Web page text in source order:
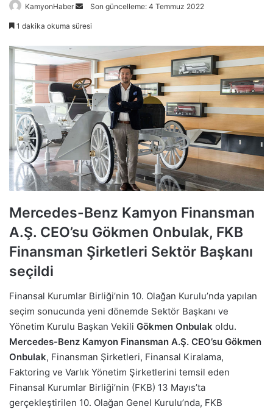
KamyonHaber
BirSon güncelleme: 4 Temmuz 2022
1 dakika okuma süresi
Mercedes-Benz Kamyon Finansman
A.Ş. CEO’su Gökmen Onbulak, FKB
Finansman Şirketleri Sektör Başkanı
seçildi
Finansal Kurumlar Birliği’nin 10. Olağan Kurulu’nda yapılan
seçim sonucunda yeni dönemde Sektör Başkanı ve
Yönetim Kurulu Başkan Vekili Gökmen Onbulak oldu.
Mercedes-Benz Kamyon Finansman A.Ş. CEO’su Gökmen
Onbulak, Finansman Şirketleri, Finansal Kiralama,
Faktoring ve Varlık Yönetim Şirketlerini temsil eden
Finansal Kurumlar Birliği’nin (FKB) 13 Mayıs’ta
gerçekleştirilen 10. Olağan Genel Kurulu’nda, FKB